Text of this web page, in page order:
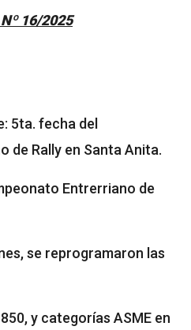
16/2025
5ta. fecha del
de Rally en Santa Anita.
Entrerriano de
se reprogramaron las
y categorías ASME en